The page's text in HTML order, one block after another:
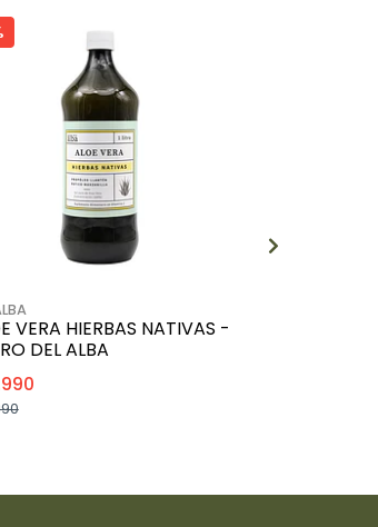
VERA HIERBAS NATIVAS -
DEL ALBA